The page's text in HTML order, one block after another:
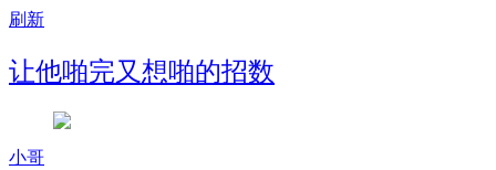
刷新
让他啪完又想啪的招数
小哥